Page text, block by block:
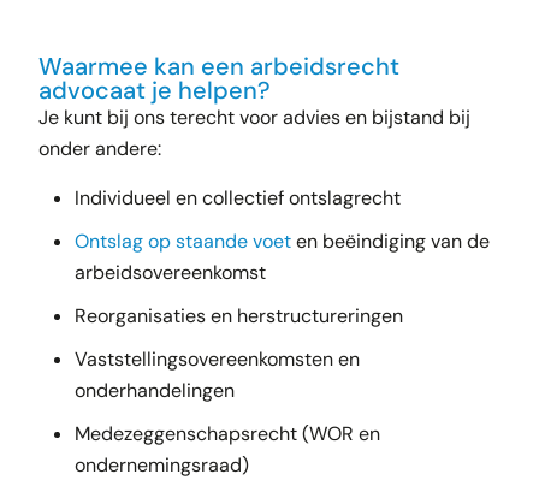
Waarmee kan een arbeidsrecht
advocaat je helpen?
Je kunt bij ons terecht voor advies en bijstand bij
onder andere:
Individueel en collectief ontslagrecht
Ontslag op staande voeten beëindiging van de
arbeidsovereenkomst
Reorganisaties en herstructureringen
Vaststellingsovereenkomsten en
onderhandelingen
Medezeggenschapsrecht (WOR en
ondernemingsraad)